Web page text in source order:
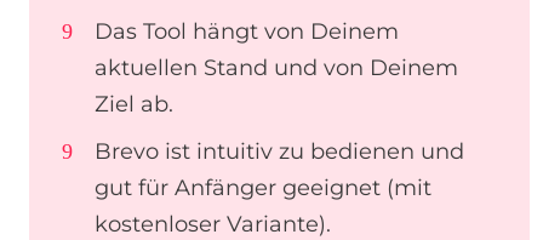
Das Tool hängt von Deinem
aktuellen Stand und von Deinem
Ziel ab.
Brevo ist intuitiv zu bedienen und
gut für Anfänger geeignet (mit
kostenloser Variante).